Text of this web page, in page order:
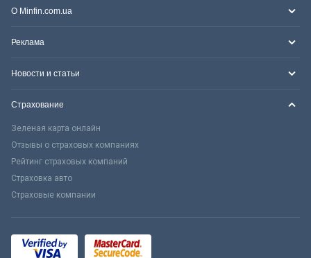
О Minfin.com.ua
Реклама
Новости и статьи
Страхование
Зеленая карта онлайн
Отзывы о страховых компаниях
Рейтинг страховых компаний
Страховка авто
Страховые компании